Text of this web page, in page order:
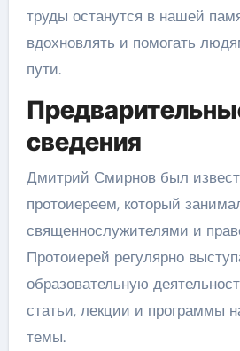
труды останутся в нашей
вдохновлять и помогать
пути.
сведения
Дмитрий Смирнов был
протоиереем, который
священнослужителями и
Протоиерей регулярно
образовательную
статьи, лекции и программы
темы.